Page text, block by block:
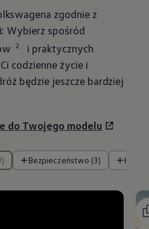
zgodnie z
Wybierz spośród
2
i praktycznych
codzienne życie i
będzie jeszcze bardziej
do Twojego modelu
Bezpieczeństwo (3)